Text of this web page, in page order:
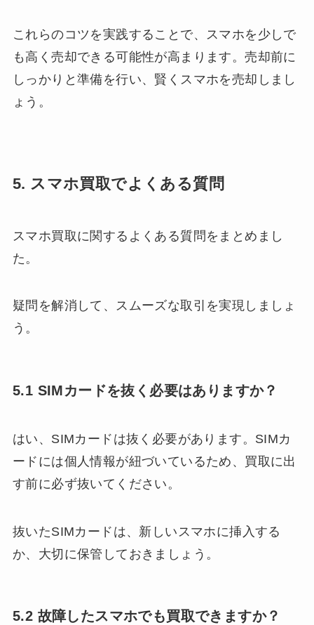
これらのコツを実践することで、スマホを少しで
も高く売却できる可能性が高まります。売却前に
しっかりと準備を行い、賢くスマホを売却しまし
ょう。
5. スマホ買取でよくある質問
スマホ買取に関するよくある質問をまとめまし
た。
疑問を解消して、スムーズな取引を実現しましょ
う。
5.1 SIMカードを抜く必要はありますか？
はい、SIMカードは抜く必要があります。SIMカ
ードには個人情報が紐づいているため、買取に出
す前に必ず抜いてください。
抜いたSIMカードは、新しいスマホに挿入する
か、大切に保管しておきましょう。
5.2 故障したスマホでも買取できますか？